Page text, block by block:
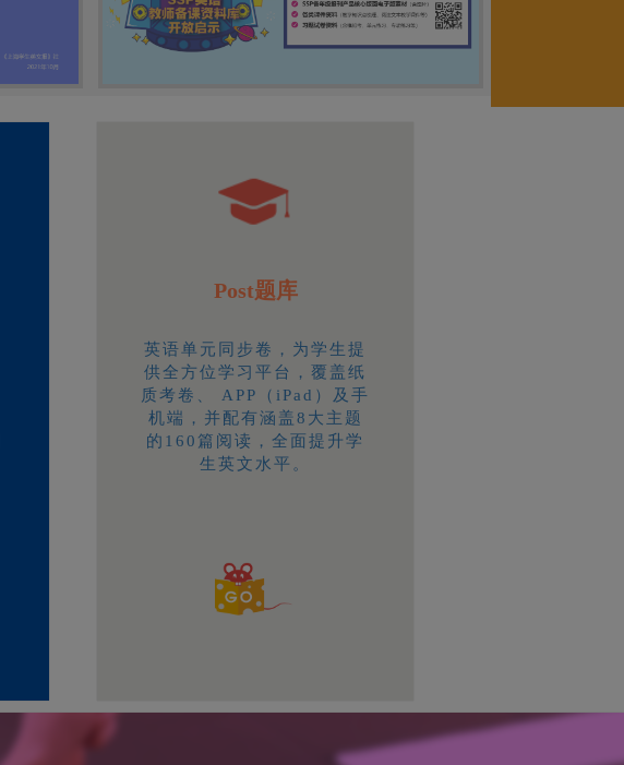
Post题库
英语单元同步卷，为学生提
供全方位学习平台，覆盖纸
质考卷、 APP（iPad）及手
机端，并配有涵盖8大主题
的160篇阅读，全面提升学
生英文水平。